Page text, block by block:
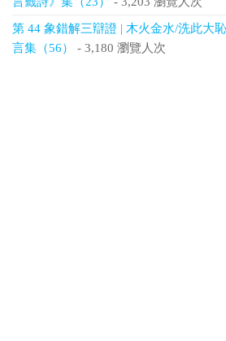
第 44 象錯解三辯證 | 木火金水/洗此大
言集（56）
- 3,180 瀏覽人次